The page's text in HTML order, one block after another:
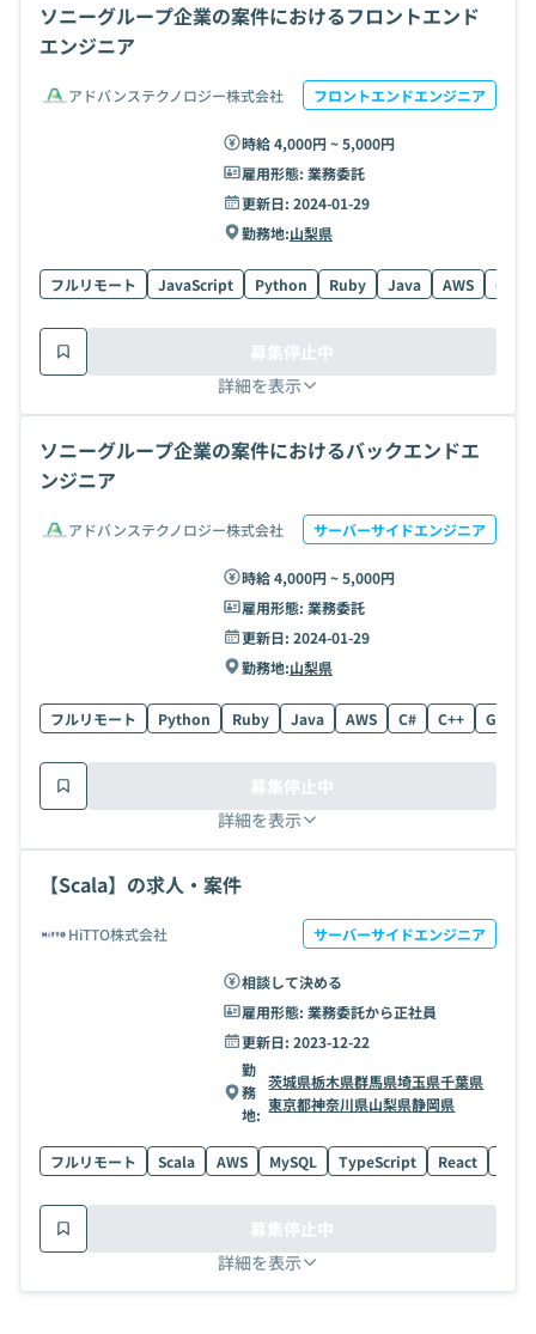
ソニーグループ企業の案件におけるフロントエンド
エンジニア
アドバンステクノロジー株式会社 フロントエンドエンジニア
時給 4,000円 ~ 5,000円
雇用形態: 業務委託
更新日: 2024-01-29
勤務地:山梨県
フルリモート JavaScript Python Ruby Java AWS C#
詳細を表示
募集停止中
ソニーグループ企業の案件におけるバックエンドエ
ンジニア
アドバンステクノロジー株式会社 サーバーサイドエンジニア
時給 4,000円 ~ 5,000円
雇用形態: 業務委託
更新日: 2024-01-29
勤務地:山梨県
フルリモート Python Ruby Java AWS C# C++ Go
詳細を表示
募集停止中
【Scala】の求人・案件
HiTTO株式会社 サーバーサイドエンジニア
相談して決める
雇用形態: 業務委託から正社員
更新日: 2023-12-22
勤
務
地:
茨城県栃木県群馬県埼玉県千葉県
東京都神奈川県山梨県静岡県
フルリモート Scala AWS MySQL TypeScript React
詳細を表示
募集停止中